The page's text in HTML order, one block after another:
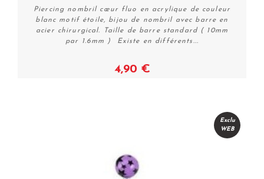
Voir
Piercing nombril cœur fluo en acrylique de couleur
blanc motif étoile, bijou de nombril avec barre en
acier chirurgical. Taille de barre standard ( 10mm
par 1.6mm ) Existe en différents...
4,90 €
Exclu
WEB